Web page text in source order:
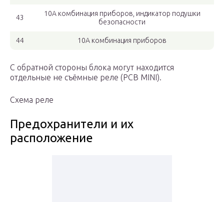
43
10А комбинация приборов, индикатор подушки
безопасности
44 10А комбинация приборов
С обратной стороны блока могут находится
отдельные не съёмные реле (PCB MINI).
Схема реле
Предохранители и их
расположение